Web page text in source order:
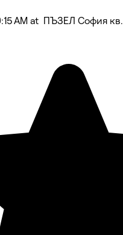
AM at ПЪЗЕЛ София